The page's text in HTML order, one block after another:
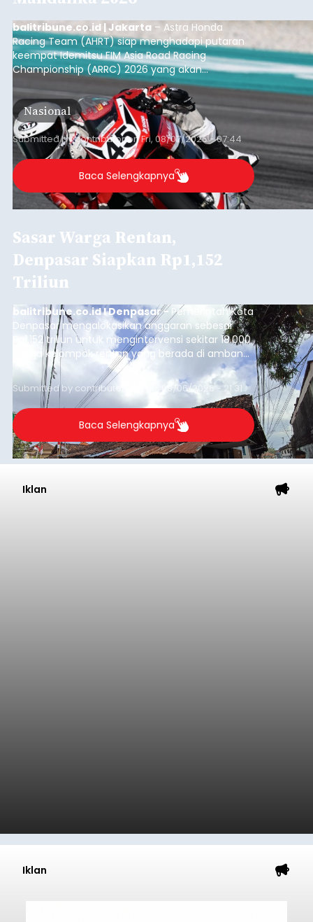
balitribune.co.id | Jakarta – Astra Honda
Racing Team (AHRT) siap menghadapi putaran
keempat Idemitsu FIM Asia Road Racing
Championship (ARRC) 2026 yang akan
berlangsung di Pertamina Mandalika
International Circuit, Lombok, Nusa Tenggara
Barat, pada 7–9 Agustus 2026.
Nasional
Submitted bycontributoronFri, 08/07/2026 - 07:44
Baca Selengkapnya
Sasar Warga Rentan,
Denpasar Siapkan Rp1,152
Triliun
balitribune.co.id I Denpasar - Pemerintah Kota
Denpasar mengalokasikan anggaran sebesar
Rp1,152 triliun untuk mengintervensi sekitar 18.000
warga kelompok rentan yang berada di ambang
garis kemiskinan. Langkah strategis ini diambil
guna menjaga masyarakat yang berada pada
kelompok desil 5 dan 6 tersebut agar tidak
merosot ke kategori miskin.
Submitted by contributor Thu, 08/06/2026 - 21:31
Baca Selengkapnya
Iklan
Iklan